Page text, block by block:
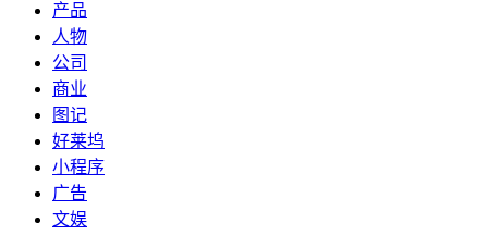
产品
人物
公司
商业
图记
好莱坞
小程序
广告
文娱